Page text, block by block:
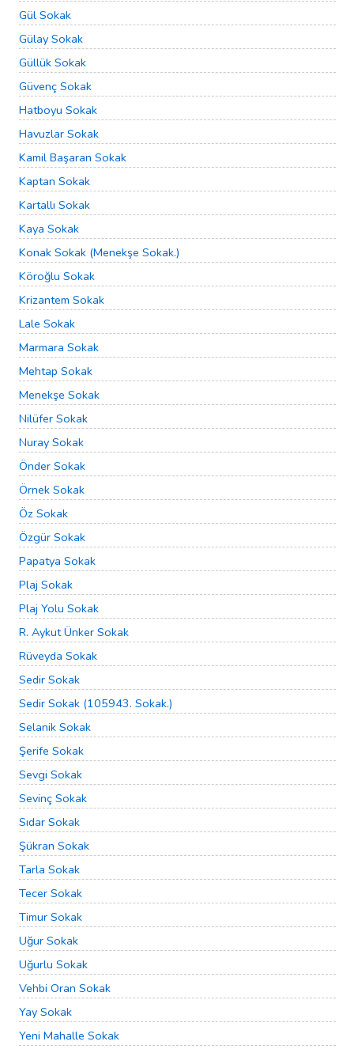
Gül Sokak
Gülay Sokak
Güllük Sokak
Güvenç Sokak
Hatboyu Sokak
Havuzlar Sokak
Kamil Başaran Sokak
Kaptan Sokak
Kartallı Sokak
Kaya Sokak
Konak Sokak (Menekşe Sokak.)
Köroğlu Sokak
Krizantem Sokak
Lale Sokak
Marmara Sokak
Mehtap Sokak
Menekşe Sokak
Nilüfer Sokak
Nuray Sokak
Önder Sokak
Örnek Sokak
Öz Sokak
Özgür Sokak
Papatya Sokak
Plaj Sokak
Plaj Yolu Sokak
R. Aykut Ünker Sokak
Rüveyda Sokak
Sedir Sokak
Sedir Sokak (105943. Sokak.)
Selanik Sokak
Şerife Sokak
Sevgi Sokak
Sevinç Sokak
Sıdar Sokak
Şükran Sokak
Tarla Sokak
Tecer Sokak
Timur Sokak
Uğur Sokak
Uğurlu Sokak
Vehbi Oran Sokak
Yay Sokak
Yeni Mahalle Sokak